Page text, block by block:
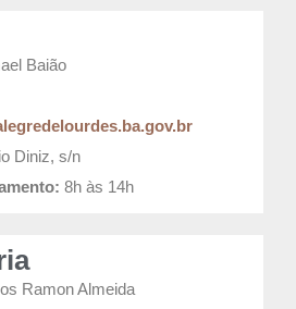
Baião
Diniz, s/n
8h às 14h
Ramon Almeida